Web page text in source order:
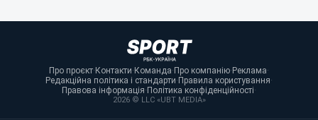
Про проєкт·Контакти·Команда·Про компанію·Реклама·
Редакційна політика і стандарти·Правила користування·
Правова інформація·Політика конфіденційності·
2026 © LLC «UBT MEDIA»